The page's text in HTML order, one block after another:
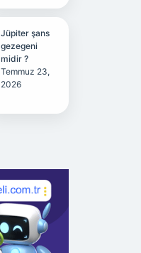
Jüpiter şans
gezegeni
midir ?
Temmuz 23,
2026